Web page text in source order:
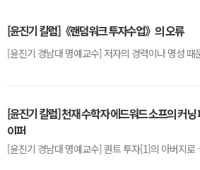
[윤진기 칼럼]《랜덤워크 투자수업》의 오류
[윤진기 칼럼] 천재 수학자 에드워드 소프의 커닝
이퍼
[윤진기 경남대 명예교수] 퀀트 투자[1]의 아버